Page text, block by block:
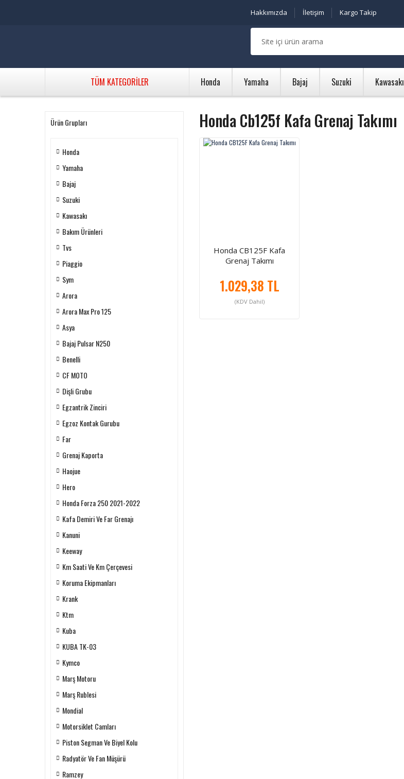
Hakkımızda İletişim Kargo Takip
TÜM KATEGORİLER Honda Yamaha Bajaj Suzuki Kawasakı
Ürün Grupları
Honda
Yamaha
Bajaj
Suzuki
Kawasakı
Bakım Ürünleri
Tvs
Piaggio
Sym
Arora
Arora Max Pro 125
Asya
Bajaj Pulsar N250
Benelli
CF MOTO
Dişli Grubu
Egzantrik Zinciri
Egzoz Kontak Gurubu
Far
Grenaj Kaporta
Haojue
Hero
Honda Forza 250 2021-2022
Kafa Demiri Ve Far Grenajı
Kanuni
Keeway
Km Saati Ve Km Çerçevesi
Koruma Ekipmanları
Krank
Ktm
Kuba
KUBA TK-03
Kymco
Marş Motoru
Marş Rublesi
Mondial
Motorsiklet Camları
Piston Segman Ve Biyel Kolu
Radyatör Ve Fan Müşürü
Ramzey
Honda Cb125f Kafa Grenaj Takımı
Honda CB125F Kafa
Grenaj Takımı
1.029,38 TL
(KDV Dahil)